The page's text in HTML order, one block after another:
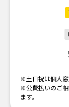
※土日祝は個人窓
※公費払いのご相
ます。